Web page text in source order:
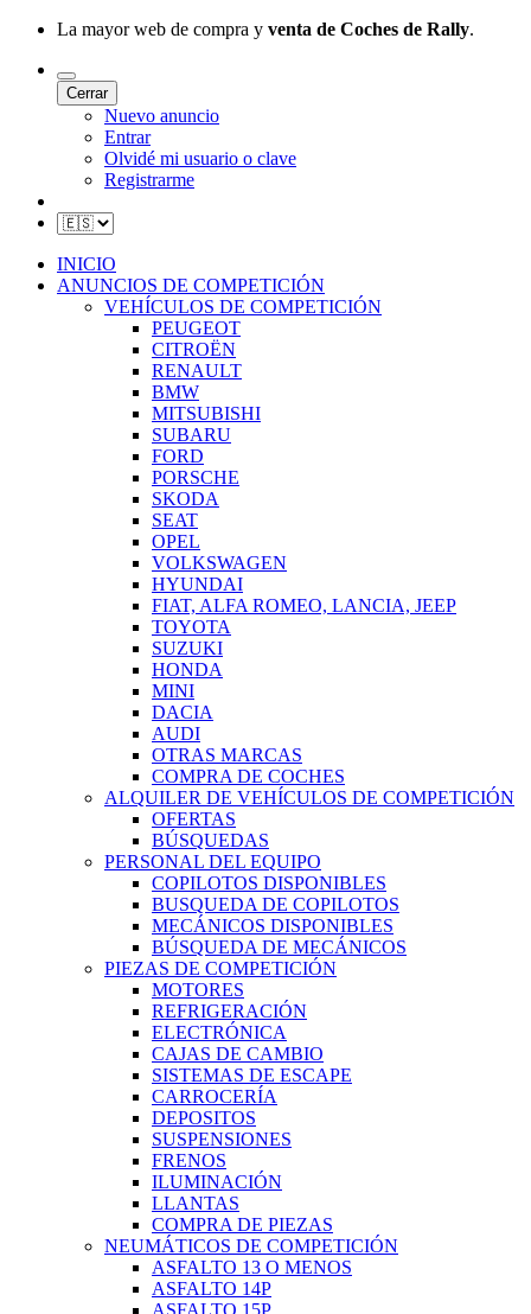
La mayor web de compra y venta de Coches de Rally.
Cerrar
Nuevo anuncio
Entrar
Olvidé mi usuario o clave
Registrarme
INICIO
ANUNCIOS DE COMPETICIÓN
VEHÍCULOS DE COMPETICIÓN
PEUGEOT
CITROËN
RENAULT
BMW
MITSUBISHI
SUBARU
FORD
PORSCHE
SKODA
SEAT
OPEL
VOLKSWAGEN
HYUNDAI
FIAT, ALFA ROMEO, LANCIA, JEEP
TOYOTA
SUZUKI
HONDA
MINI
DACIA
AUDI
OTRAS MARCAS
COMPRA DE COCHES
ALQUILER DE VEHÍCULOS DE COMPETICIÓN
OFERTAS
BÚSQUEDAS
PERSONAL DEL EQUIPO
COPILOTOS DISPONIBLES
BUSQUEDA DE COPILOTOS
MECÁNICOS DISPONIBLES
BÚSQUEDA DE MECÁNICOS
PIEZAS DE COMPETICIÓN
MOTORES
REFRIGERACIÓN
ELECTRÓNICA
CAJAS DE CAMBIO
SISTEMAS DE ESCAPE
CARROCERÍA
DEPOSITOS
SUSPENSIONES
FRENOS
ILUMINACIÓN
LLANTAS
COMPRA DE PIEZAS
NEUMÁTICOS DE COMPETICIÓN
ASFALTO 13 O MENOS
ASFALTO 14P
ASFALTO 15P